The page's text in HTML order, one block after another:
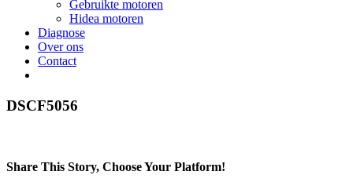
Gebruikte motoren
Hidea motoren
Diagnose
Over ons
Contact
DSCF5056
Share This Story, Choose Your Platform!